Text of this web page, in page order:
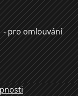
- pro omlouvání